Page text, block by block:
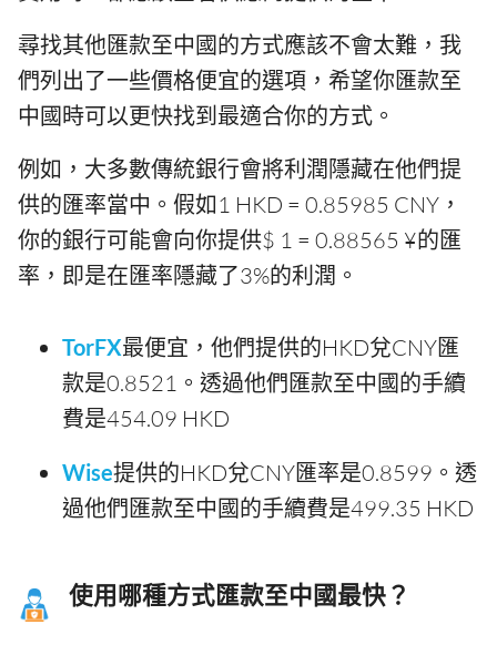
尋找其他匯款至中國的方式應該不會太難，我
們列出了一些價格便宜的選項，希望你匯款至
中國時可以更快找到最適合你的方式。
例如，大多數傳統銀行會將利潤隱藏在他們提
供的匯率當中。假如1 HKD = 0.85985 CNY，
你的銀行可能會向你提供$ 1 = 0.88565 ¥的匯
率，即是在匯率隱藏了3%的利潤。
TorFX最便宜，他們提供的HKD兌CNY匯
款是0.8521。透過他們匯款至中國的手續
費是454.09 HKD
Wise提供的HKD兌CNY匯率是0.8599。透
過他們匯款至中國的手續費是499.35 HKD
使用哪種方式匯款至中國最快？